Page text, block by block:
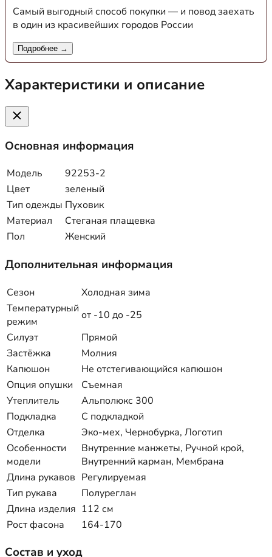
Самый выгодный способ покупки — и повод заехать
в один из красивейших городов России
Подробнее →
Характеристики и описание
Основная информация
Модель
92253-2
Цвет
зеленый
Тип одежды Пуховик
Материал
Стеганая плащевка
Пол
Женский
Дополнительная информация
Сезон
Холодная зима
Температурный
режим
от -10 до -25
Силуэт
Прямой
Застёжка
Молния
Капюшон
Не отстегивающийся капюшон
Опция опушки
Съемная
Утеплитель
Альполюкс 300
Подкладка
С подкладкой
Отделка
Эко-мех, Чернобурка, Логотип
Особенности
модели
Внутренние манжеты, Ручной крой,
Внутренний карман, Мембрана
Длина рукавов Регулируемая
Тип рукава
Полуреглан
Длина изделия 112 см
Рост фасона
164-170
Состав и уход